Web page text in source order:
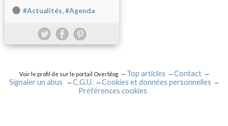
#Actualités,#Agenda
Voir le profil de sur le portail Overblog Top articles
Contact
Signaler un abus
C.G.U.
Cookies et données personnelles
Préférences cookies